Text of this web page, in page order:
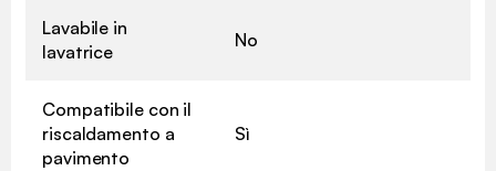
Lavabile in
lavatrice
No
Compatibile con il
riscaldamento a
pavimento
Sì